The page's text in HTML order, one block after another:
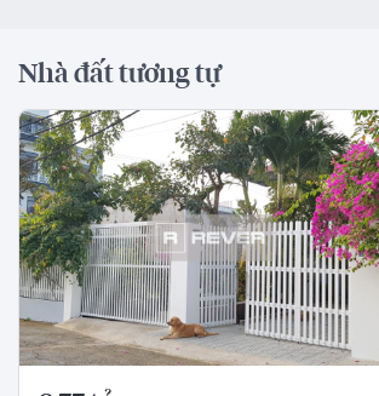
Nhà đất tương tự